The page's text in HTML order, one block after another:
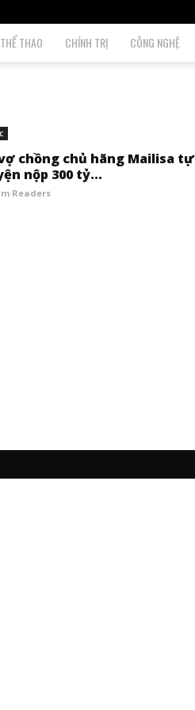
THAO CHÍNH TRỊ CÔNG NGHỆ
chồng chủ hãng Mailisa tự
nộp 300 tỷ...
Readers